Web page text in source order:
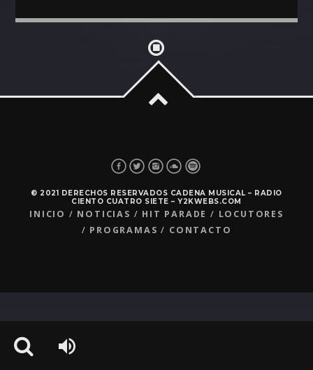
Whatsapp
© 2021 DERECHOS RESERVADOS CADENA MUSICAL – RADIO
CIENTO CUATRO SIETE – Y2KWEBS.COM
INICIO NOTICIAS HIT PARADE
LOCUTORES
PROGRAMAS
CONTACTO